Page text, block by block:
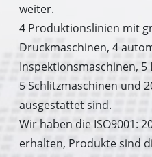
weiter.
4 Produktionslinien mit
Druckmaschinen, 4
Inspektionsmaschinen,
5 Schlitzmaschinen und
ausgestattet sind.
Wir haben die ISO9001:
erhalten, Produkte sind